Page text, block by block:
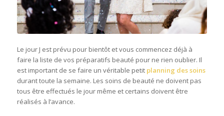
Le jour J est prévu pour bientôt et vous commencez déjà à
faire la liste de vos préparatifs beauté pour ne rien oublier. Il
est important de se faire un véritable petit planning des soins
durant toute la semaine. Les soins de beauté ne doivent pas
tous être effectués le jour même et certains doivent être
réalisés à l’avance.